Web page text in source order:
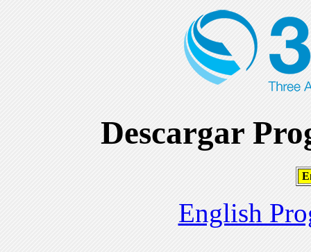
Descargar
English